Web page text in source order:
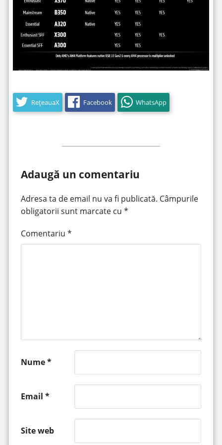
RețeauaX Facebook WhatsApp
Adaugă un comentariu
Adresa ta de email nu va fi publicată. Câmpurile
obligatorii sunt marcate cu *
Comentariu *
Nume*
Email *
Site web